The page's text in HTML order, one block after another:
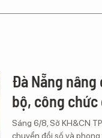
Đà Nẵng
bộ, công
Sáng 6/8, Sở KH&CN
chuyển đổi số và phong